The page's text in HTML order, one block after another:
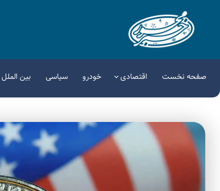
صفحه نخست اقتصادی خودرو سیاسی بین الملل